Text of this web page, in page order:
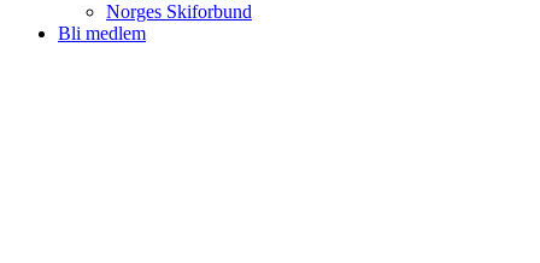
Norges Skiforbund
Bli medlem